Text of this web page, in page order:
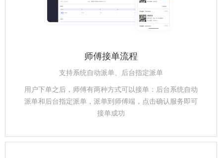
师傅接单流程
支持系统自动派单、后台指定派单
用户下单之后，师傅有两种方式可以接单：后台系统自动
派单和后台指定派单，派单到师傅端，点击确认服务即可
接单成功